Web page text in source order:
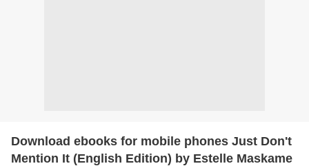
Download ebooks for mobile phones Just Don't
Mention It (English Edition) by Estelle Maskame